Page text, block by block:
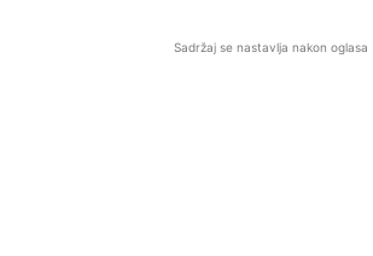
Sadržaj se nastavlja nakon oglasa